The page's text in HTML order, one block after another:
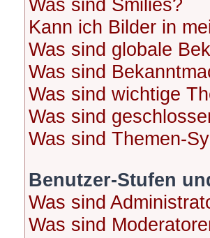
Was sind Smilies?
Kann ich Bilder in
Was sind globale
Was sind
Was sind wichtige
Was sind
Was sind Themen-
Benutzer-Stufen
Was sind
Was sind